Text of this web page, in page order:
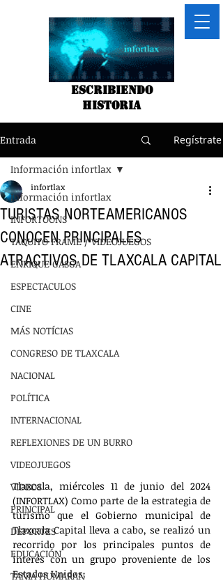
Escribiendo
historia
Entrada Regístrate
Información infortlax
INFORTOONS
TAQUITO FRAME / VIDEOJUEGOS
ENRIQUE GASGA
ESPECTACULOS
CINE
MÁS NOTÍCIAS
CONGRESO DE TLAXCALA
NACIONAL
POLÍTICA
INTERNACIONAL
REFLEXIONES DE UN BURRO
VIDEOJUEGOS
VIDEOS
PRINCIPAL
DEPORTES
EDUCACIÓN
TANIA HUMARAN
Información infortlax
TURISTAS NORTEAMERICANOS
CONOCEN PRINCIPALES
ATRACTIVOS DE TLAXCALA CAPITAL
infortlax
Tlaxcala, miércoles 11 de junio del 2024
(INFORTLAX) Como parte de la estrategia de
turismo que el Gobierno municipal de
Tlaxcala Capital lleva a cabo, se realizó un
recorrido por los principales puntos de
interés con un grupo proveniente de los
Estados Unidos.